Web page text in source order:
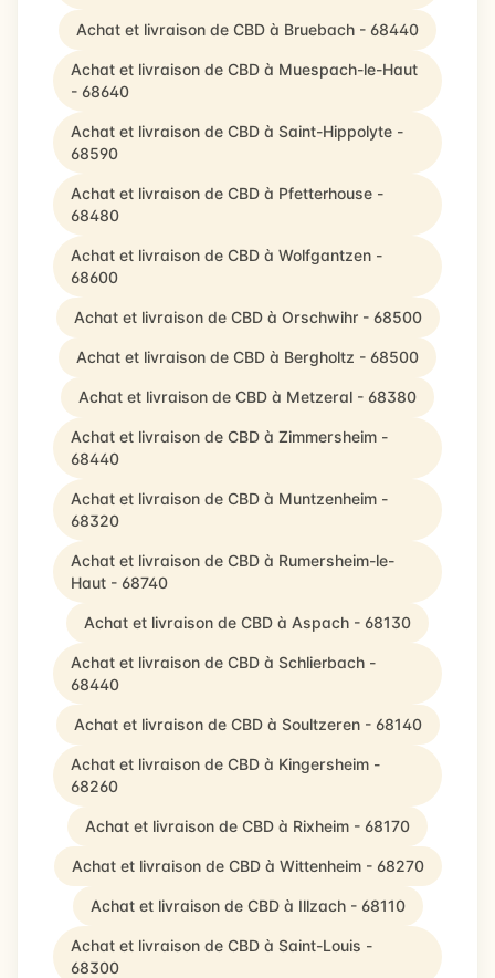
Achat et livraison de CBD à Bruebach - 68440
Achat et livraison de CBD à Muespach-le-Haut
- 68640
Achat et livraison de CBD à Saint-Hippolyte -
68590
Achat et livraison de CBD à Pfetterhouse -
68480
Achat et livraison de CBD à Wolfgantzen -
68600
Achat et livraison de CBD à Orschwihr - 68500
Achat et livraison de CBD à Bergholtz - 68500
Achat et livraison de CBD à Metzeral - 68380
Achat et livraison de CBD à Zimmersheim -
68440
Achat et livraison de CBD à Muntzenheim -
68320
Achat et livraison de CBD à Rumersheim-le-
Haut - 68740
Achat et livraison de CBD à Aspach - 68130
Achat et livraison de CBD à Schlierbach -
68440
Achat et livraison de CBD à Soultzeren - 68140
Achat et livraison de CBD à Kingersheim -
68260
Achat et livraison de CBD à Rixheim - 68170
Achat et livraison de CBD à Wittenheim - 68270
Achat et livraison de CBD à Illzach - 68110
Achat et livraison de CBD à Saint-Louis -
68300